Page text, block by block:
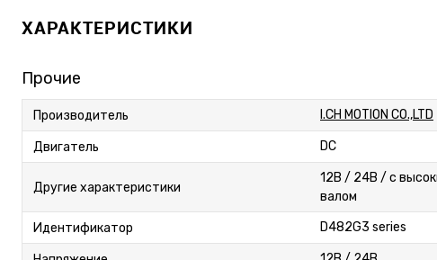
ХАРАКТЕРИСТИКИ
Прочие
Производитель I.CH MOTION CO.,LTD
Двигатель DC
Другие характеристики
12В / 24В / с
валом
Идентификатор D482G3 series